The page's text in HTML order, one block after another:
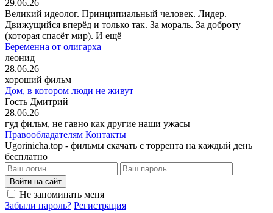
29.06.26
Великий идеолог. Принципиальный человек. Лидер.
Движущийся вперёд и только так. За мораль. За доброту
(которая спасёт мир). И ещё
Беременна от олигарха
леонид
28.06.26
хороший фильм
Дом, в котором люди не живут
Гость Дмитрий
28.06.26
гуд фильм, не гавно как другие наши ужасы
Правообладателям Контакты
Ugorinicha.top - фильмы скачать с торрента на каждый день
бесплатно
Войти на сайт
Не запоминать меня
Забыли пароль? Регистрация